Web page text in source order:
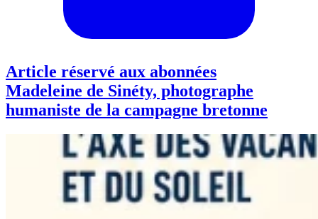
Article réservé aux abonnées
Madeleine de Sinéty, photographe
humaniste de la campagne bretonne